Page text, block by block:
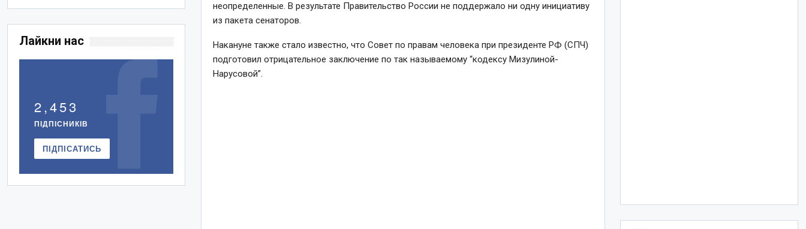
неопределенные. В результате Правительство России не поддержало ни одну инициативу
из пакета сенаторов.
Накануне также стало известно, что Совет по правам человека при президенте РФ (СПЧ)
подготовил отрицательное заключение по так называемому “кодексу Мизулиной-
Нарусовой”.
Лайкни нас
2,453
ПІДПІСНИКІВ
ПІДПІСАТИСЬ